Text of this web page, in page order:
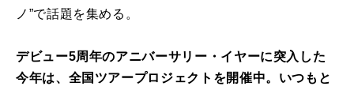
ノ”で話題を集める。
デビュー5周年のアニバーサリー・イヤーに突入した
今年は、全国ツアープロジェクトを開催中。いつもと